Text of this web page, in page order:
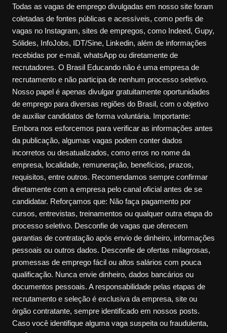
Todas as vagas de emprego divulgadas em nosso site foram
coletadas de fontes públicas e acessíveis, como perfis de
vagas no Instagram, sites de empregos, como Indeed, Gupy,
Sólides, InfoJobs, IDT/Sine, Linkedin, além de informações
recebidas por e-mail, whatsApp ou diretamente de
recrutadores. O Brasil Educando não é uma empresa de
recrutamento e não participa de nenhum processo seletivo.
Nosso papel é apenas divulgar gratuitamente oportunidades
de emprego para diversas regiões do Brasil, com o objetivo
de auxiliar candidatos de forma voluntária. Importante:
Embora nos esforcemos para verificar as informações antes
da publicação, algumas vagas podem conter dados
incorretos ou desatualizados, como erros no nome da
empresa, localidade, remuneração, benefícios, prazos,
requisitos, entre outros. Recomendamos sempre confirmar
diretamente com a empresa pelo canal oficial antes de se
candidatar. Reforçamos que: Não faça pagamento por
cursos, entrevistas, treinamentos ou qualquer outra etapa do
processo seletivo. Desconfie de vagas que oferecem
garantias de contratação após envio de dinheiro, informações
pessoais ou outros dados. Desconfie de ofertas milagrosas,
promessas de emprego fácil ou altos salários com pouca
qualificação. Nunca envie dinheiro, dados bancários ou
documentos pessoais. A responsabilidade pelas etapas de
recrutamento e seleção é exclusiva da empresa, site ou
órgão contratante, sempre identificado em nossos posts.
Caso você identifique alguma vaga suspeita ou fraudulenta,